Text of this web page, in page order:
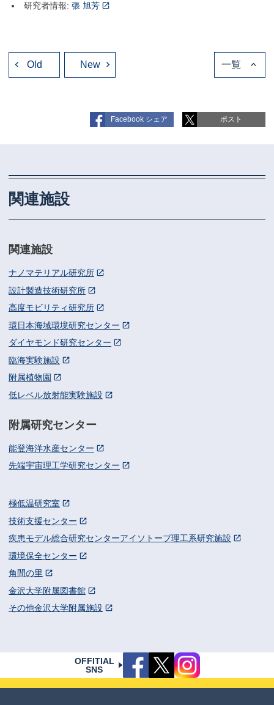
研究者情報:張 旭芳
投
Old New 一覧
Facebook シェア ポスト
関連施設
関連施設
ナノマテリアル研究所
設計製造技術研究所
高度モビリティ研究所
環日本海域環境研究センター
ダイヤモンド研究センター
臨海実験施設
附属植物園
低レベル放射能実験施設
附属研究センター
能登海洋水産センター
先端宇宙理工学研究センター
極低温研究室
技術支援センター
疾患モデル総合研究センターアイソトープ理工系研究施設
環境保全センター
角間の里
金沢大学附属図書館
その他金沢大学附属施設
OFFITIAL
SNS